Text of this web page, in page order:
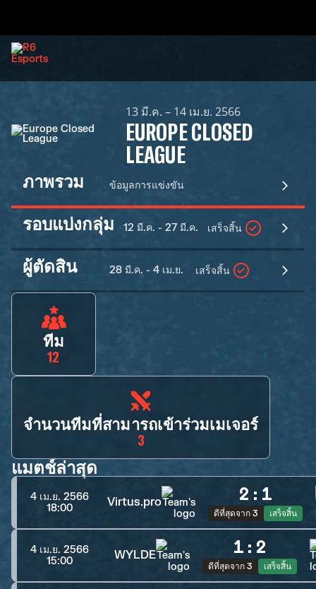
13 มี.ค. – 14 เม.ย. 2566
EUROPE CLOSED
LEAGUE
ภาพรวม ข้อมูลการแข่งขัน
รอบแบ่งกลุ่ม 12 มี.ค. - 27 มี.ค. เสร็จสิ้น
ผู้ตัดสิน 28 มี.ค. - 4 เม.ย. เสร็จสิ้น
ทีม
12
จำนวนทีมที่สามารถเข้าร่วมเมเจอร์
3
แมตช์ล่าสุด
4 เม.ย. 2566
18:00
Virtus.pro 2 : 1
ดีที่สุดจาก 3 เสร็จสิ้น
4 เม.ย. 2566
15:00
WYLDE 1 : 2
ดีที่สุดจาก 3 เสร็จสิ้น